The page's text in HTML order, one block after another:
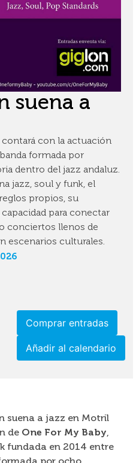
suena a
contará con la actuación
formada por
dentro del jazz andaluz.
jazz, soul y funk, el
propios, su
para conectar
conciertos llenos de
escenarios culturales.
Comprar entradas
Añadir al calendario
suena a jazz en Motril
de One For My Baby,
fundada en 2014 entre